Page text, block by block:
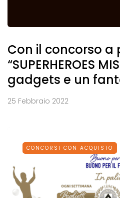
Con il concorso a
“SUPERHEROES
gadgets e un
25 Febbraio 2022
CONCORSI CON ACQUISTO